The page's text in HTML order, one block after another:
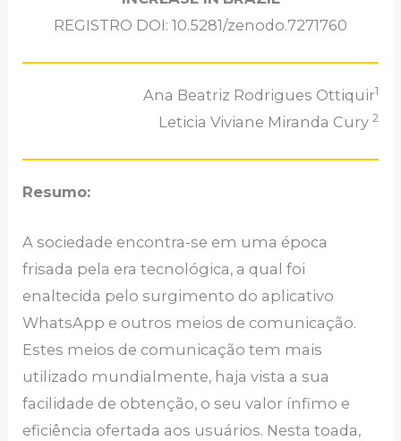
REGISTRO DOI: 10.5281/zenodo.7271760
Ana Beatriz Rodrigues Ottiquir1
Leticia Viviane Miranda Cury 2
Resumo:
A sociedade encontra-se em uma época
frisada pela era tecnológica, a qual foi
enaltecida pelo surgimento do aplicativo
WhatsApp e outros meios de comunicação.
Estes meios de comunicação tem mais
utilizado mundialmente, haja vista a sua
facilidade de obtenção, o seu valor ínfimo e
eficiência ofertada aos usuários. Nesta toada,